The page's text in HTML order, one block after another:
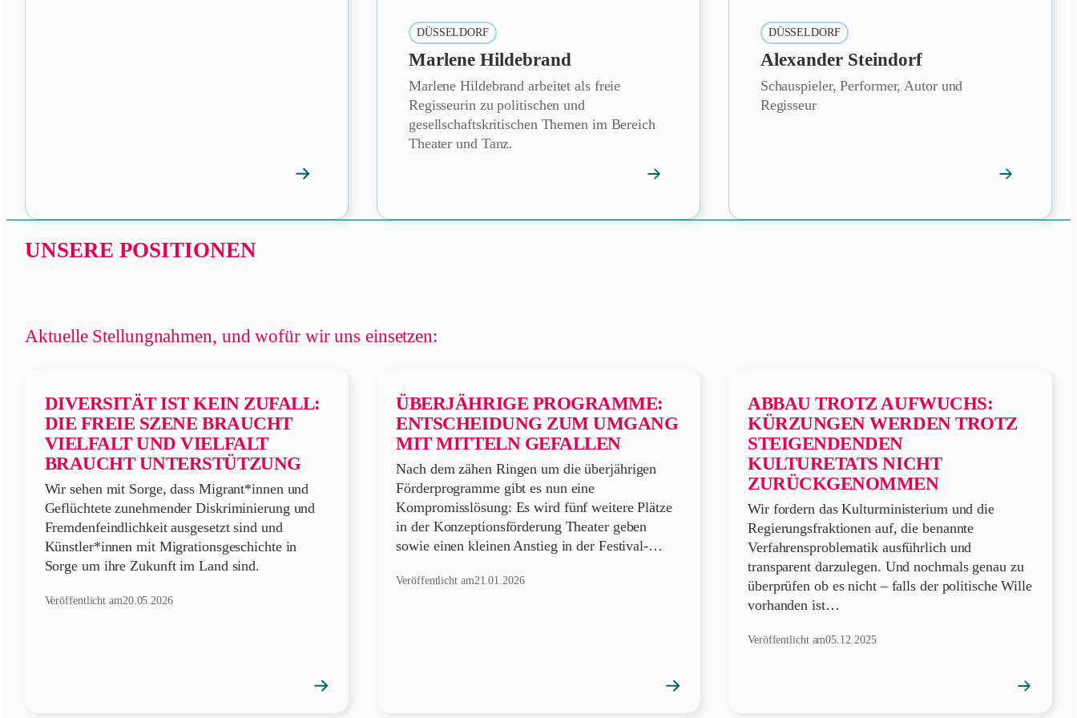
→
DÜSSELDORF
Marlene Hildebrand
Marlene Hildebrand arbeitet als freie
Regisseurin zu politischen und
gesellschaftskritischen Themen im Bereich
Theater und Tanz.
→
DÜSSELDORF
Alexander Steindorf
Schauspieler, Performer, Autor und
Regisseur
→
UNSERE POSITIONEN
Aktuelle Stellungnahmen, und wofür wir uns einsetzen:
DIVERSITÄT IST KEIN ZUFALL:
DIE FREIE SZENE BRAUCHT
VIELFALT UND VIELFALT
BRAUCHT UNTERSTÜTZUNG
Wir sehen mit Sorge, dass Migrant*innen und
Geflüchtete zunehmender Diskriminierung und
Fremdenfeindlichkeit ausgesetzt sind und
Künstler*innen mit Migrationsgeschichte in
Sorge um ihre Zukunft im Land sind.
Veröffentlicht am20.05.2026
→
ÜBERJÄHRIGE PROGRAMME:
ENTSCHEIDUNG ZUM UMGANG
MIT MITTELN GEFALLEN
Nach dem zähen Ringen um die überjährigen
Förderprogramme gibt es nun eine
Kompromisslösung: Es wird fünf weitere Plätze
in der Konzeptionsförderung Theater geben
sowie einen kleinen Anstieg in der Festival-…
Veröffentlicht am21.01.2026
→
ABBAU TROTZ AUFWUCHS:
KÜRZUNGEN WERDEN TROTZ
STEIGENDENDEN
KULTURETATS NICHT
ZURÜCKGENOMMEN
Wir fordern das Kulturministerium und die
Regierungsfraktionen auf, die benannte
Verfahrensproblematik ausführlich und
transparent darzulegen. Und nochmals genau zu
überprüfen ob es nicht – falls der politische Wille
vorhanden ist…
Veröffentlicht am05.12.2025
→